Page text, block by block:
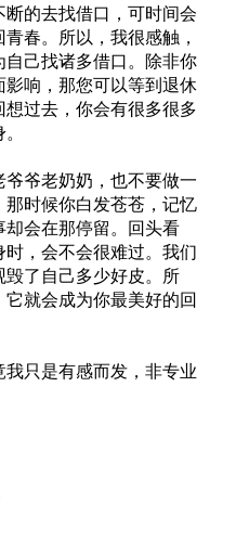
的去找借口，可时间会
春。所以，我很感触，
己找诸多借口。除非你
响，那您可以等到退休
过去，你会有很多很多
爷老奶奶，也不要做一
时候你白发苍苍，记忆
会在那停留。回头看
，会不会很难过。我们
了自己多少好皮。所
就会成为你最美好的回
只是有感而发，非专业